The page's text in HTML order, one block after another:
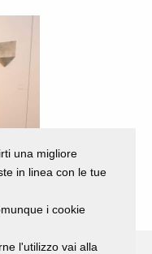
una migliore
in linea con le tue
i cookie
l'utilizzo vai alla